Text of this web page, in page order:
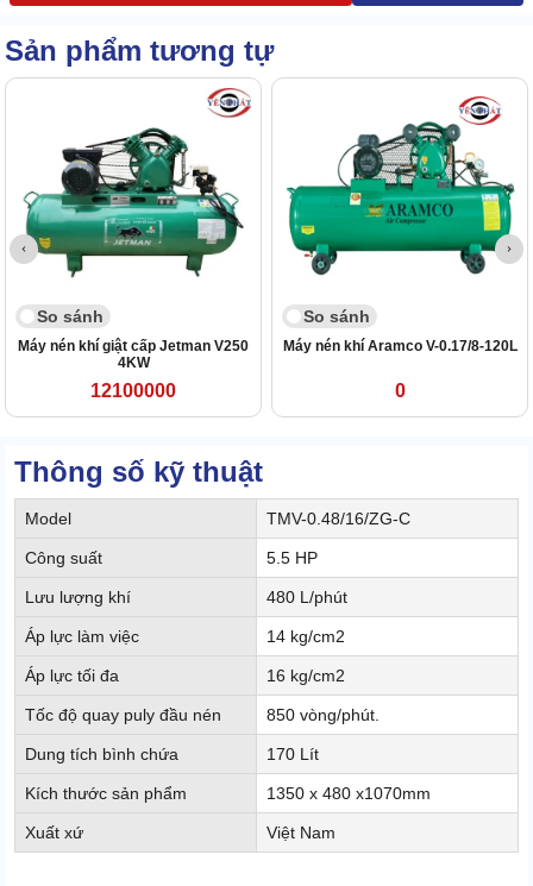
Sản phẩm tương tự
So sánh
Máy nén khí giật cấp Jetman V250
4KW
12100000
So sánh
Máy nén khí Aramco V-0.17/8-120L
0
Thông số kỹ thuật
Model TMV-0.48/16/ZG-C
Công suất 5.5 HP
Lưu lượng khí 480 L/phút
Áp lực làm việc 14 kg/cm2
Áp lực tối đa 16 kg/cm2
Tốc độ quay puly đầu nén 850 vòng/phút.
Dung tích bình chứa 170 Lít
Kích thước sản phẩm 1350 x 480 x1070mm
Xuất xứ Việt Nam